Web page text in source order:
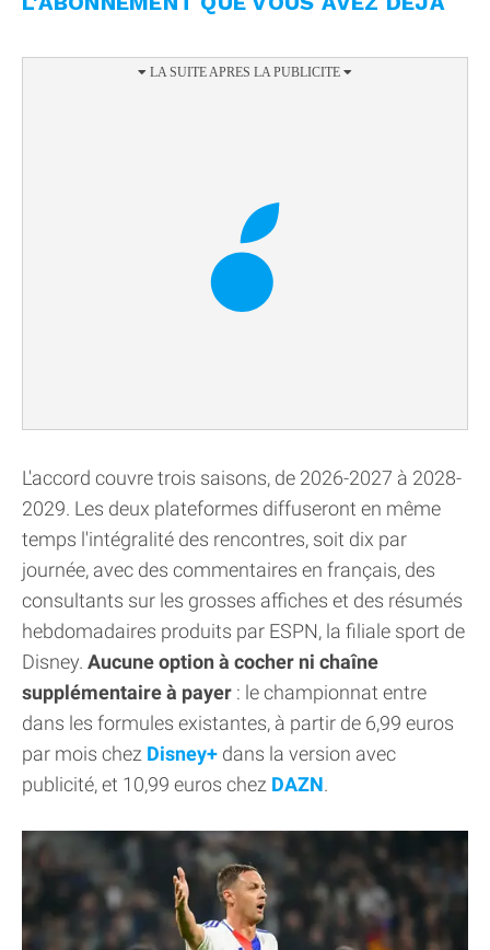
L'accord couvre trois saisons, de 2026-2027 à 2028-
2029. Les deux plateformes diffuseront en même
temps l'intégralité des rencontres, soit dix par
journée, avec des commentaires en français, des
consultants sur les grosses affiches et des résumés
hebdomadaires produits par ESPN, la filiale sport de
Disney. Aucune option à cocher ni chaîne
supplémentaire à payer : le championnat entre
dans les formules existantes, à partir de 6,99 euros
par mois chez Disney+ dans la version avec
publicité, et 10,99 euros chez DAZN.